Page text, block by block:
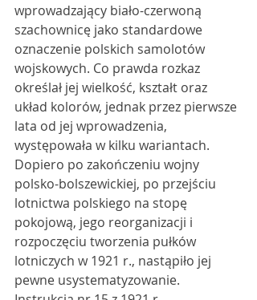
wprowadzający biało-czerwoną
szachownicę jako standardowe
oznaczenie polskich samolotów
wojskowych. Co prawda rozkaz
określał jej wielkość, kształt oraz
układ kolorów, jednak przez pierwsze
lata od jej wprowadzenia,
występowała w kilku wariantach.
Dopiero po zakończeniu wojny
polsko-bolszewickiej, po przejściu
lotnictwa polskiego na stopę
pokojową, jego reorganizacji i
rozpoczęciu tworzenia pułków
lotniczych w 1921 r., nastąpiło jej
pewne usystematyzowanie.